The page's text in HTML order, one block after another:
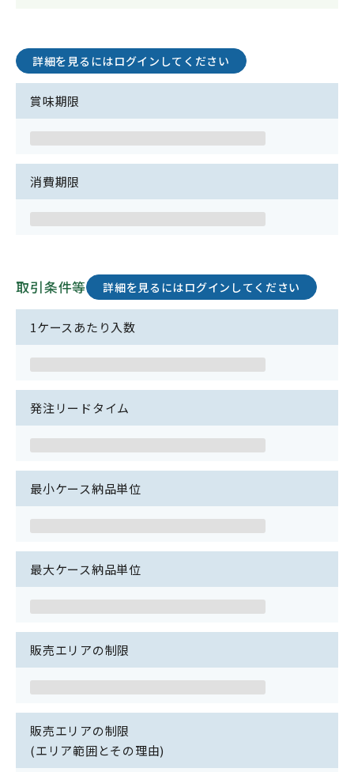
詳細を見るにはログインしてください
賞味期限
消費期限
取引条件等 詳細を見るにはログインしてください
1ケースあたり入数
発注リードタイム
最小ケース納品単位
最大ケース納品単位
販売エリアの制限
販売エリアの制限
(エリア範囲とその理由)